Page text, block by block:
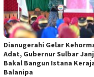
Dianugerahi Gelar
Adat, Gubernur Sulbar
Bakal Bangun Istana
Balanipa